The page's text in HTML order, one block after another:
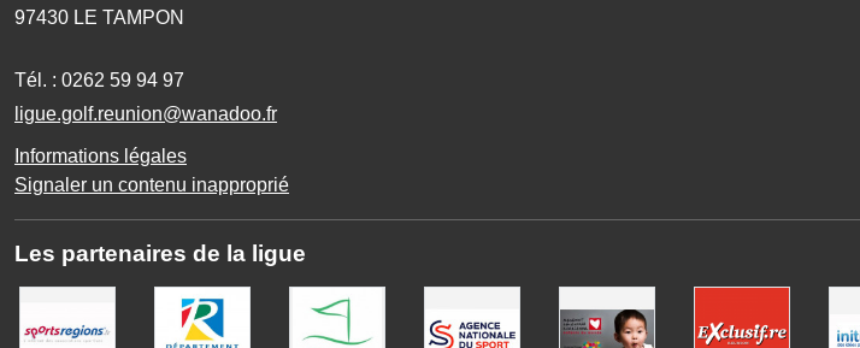
97430 LE TAMPON
Tél. : 0262 59 94 97
ligue.golf.reunion@wanadoo.fr
Informations légales
Signaler un contenu inapproprié
Les partenaires de la ligue